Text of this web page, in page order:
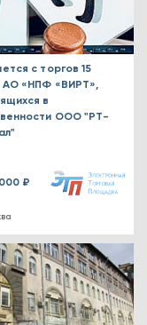
с торгов 15
АО «НПФ «ВИРТ»,
в
ООО "РТ-
₽